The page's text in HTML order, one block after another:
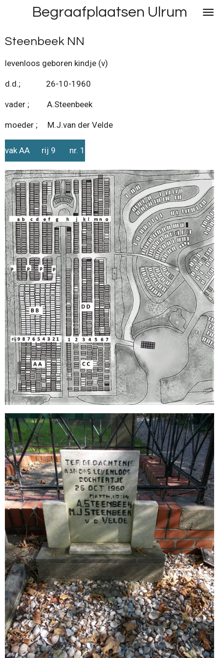
naar
de
hoofdinhoud
Begraafplaatsen Ulrum
Steenbeek NN
levenloos geboren kindje (v)
d.d.; 26-10-1960
vader ; A.Steenbeek
moeder ; M.J.van der Velde
vak AA rij 9 nr. 1